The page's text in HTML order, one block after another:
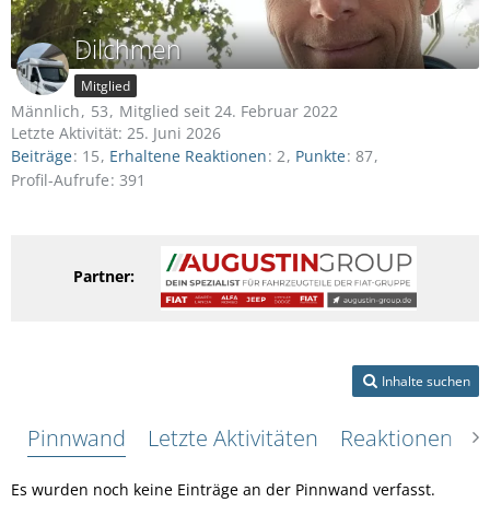
Dilchmen
Mitglied
Männlich 53
Mitglied seit 24. Februar 2022
Letzte Aktivität: 25. Juni 2026
Beiträge 15 Erhaltene Reaktionen 2 Punkte 87
Profil-Aufrufe 391
Partner:
Inhalte suchen
Pinnwand Letzte Aktivitäten Reaktionen
Es wurden noch keine Einträge an der Pinnwand verfasst.